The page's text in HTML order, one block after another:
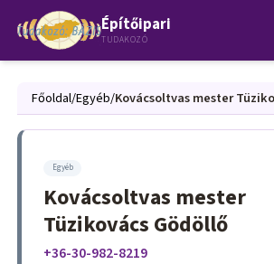
Építőipari
TUDAKOZÓ
Főoldal/Egyéb/
Egyéb
Kovácsoltvas mester
Tüzikovács Gödöllő
+36-30-982-8219